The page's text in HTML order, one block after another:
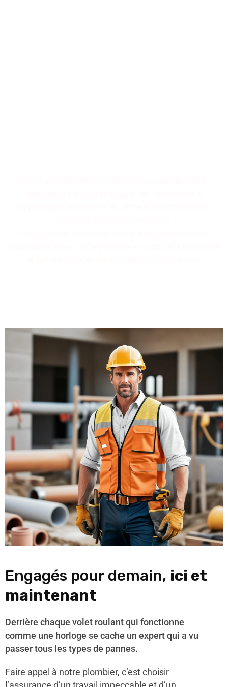
Engagés pour demain, ici et
maintenant
Derrière chaque volet roulant qui fonctionne
comme une horloge se cache un expert qui a vu
passer tous les types de pannes.
Faire appel à notre plombier, c’est choisir